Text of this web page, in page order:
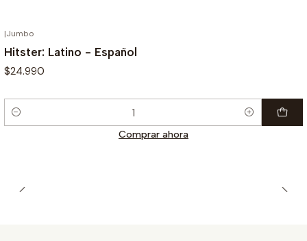
|Jumbo
Hitster: Latino - Español
$24.990
Cantidad
Comprar ahora